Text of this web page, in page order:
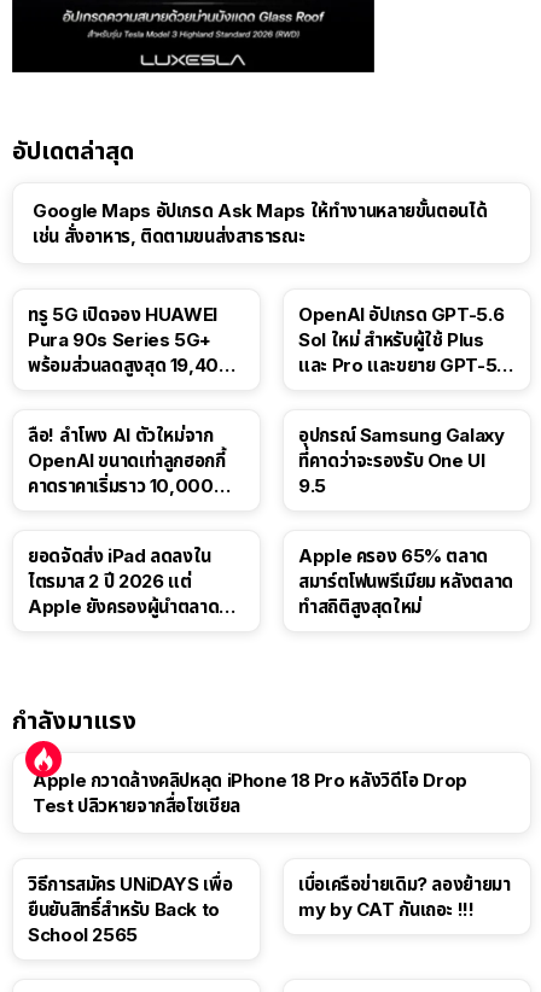
อัปเดตล่าสุด
Google Maps อัปเกรด Ask Maps ให้ทำงานหลายขั้นตอนได้
เช่น สั่งอาหาร, ติดตามขนส่งสาธารณะ
ทรู 5G เปิดจอง HUAWEI
Pura 90s Series 5G+
พร้อมส่วนลดสูงสุด 19,400
OpenAI อัปเกรด GPT-5.6
Sol ใหม่ สำหรับผู้ใช้ Plus
และ Pro และขยาย GPT-5.6
ลือ! ลำโพง AI ตัวใหม่จาก
OpenAI ขนาดเท่าลูกฮอกกี้
คาดราคาเริ่มราว 10,000
อุปกรณ์ Samsung Galaxy
ที่คาดว่าจะรองรับ One UI
9.5
ยอดจัดส่ง iPad ลดลงใน
ไตรมาส 2 ปี 2026 แต่
Apple ยังครองผู้นำตลาด
Apple ครอง 65% ตลาด
สมาร์ตโฟนพรีเมียม หลังตลาด
ทำสถิติสูงสุดใหม่
กำลังมาแรง
Apple กวาดล้างคลิปหลุด iPhone 18 Pro หลังวิดีโอ Drop
Test ปลิวหายจากสื่อโซเชียล
วิธีการสมัคร UNiDAYS เพื่อ
ยืนยันสิทธิ์สำหรับ Back to
School 2565
เบื่อเครือข่ายเดิม? ลองย้ายมา
my by CAT กันเถอะ !!!